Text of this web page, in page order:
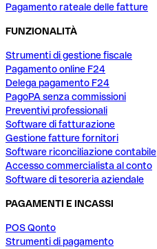
Pagamento rateale delle fatture
FUNZIONALITÀ
Strumenti di gestione fiscale
Pagamento online F24
Delega pagamento F24
PagoPA senza commissioni
Preventivi professionali
Software di fatturazione
Gestione fatture fornitori
Software riconciliazione contabile
Accesso commercialista al conto
Software di tesoreria aziendale
PAGAMENTI E INCASSI
POS Qonto
Strumenti di pagamento